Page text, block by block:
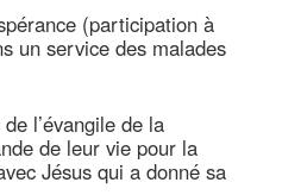
(participation à
un service des malades
l’évangile de la
de leur vie pour la
Jésus qui a donné sa